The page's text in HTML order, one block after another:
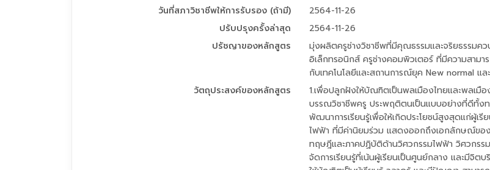
วันที่สภาวิชาชีพให้การรับรอง (ถ้ามี)
2564-11-26
ปรับปรุงครั้งล่าสุด
2564-11-26
ปรัชญาของหลักสูตร
มุ่งผลิตครูช่างวิชาชีพที่มีคุณธรรมและจริยธรรมค
อิเล็กทรอนิกส์ ครูช่างคอมพิวเตอร์ ที่มีความสาม
กับเทคโนโลยีและสถานการณ์ยุค New normal แ
วัตถุประสงค์ของหลักสูตร
1.เพื่อปลูกฝังให้บัณฑิตเป็นพลเมืองไทยและพลเมื
บรรณวิชาชีพครู ประพฤติตนเป็นแบบอย่างที่ดีทั้งท
พัฒนาการเรียนรู้เพื่อให้เกิดประโยชน์สูงสุดแก่ผู้เ
ไฟฟ้า ที่มีค่านิยมร่วม แสดงออกถึงเอกลักษณ์ของ
ทฤษฎีและภาคปฏิบัติด้านวิศวกรรมไฟฟ้า วิศวกรร
จัดการเรียนรู้ที่เน้นผู้เรียนเป็นศูนย์กลาง และมีจิต